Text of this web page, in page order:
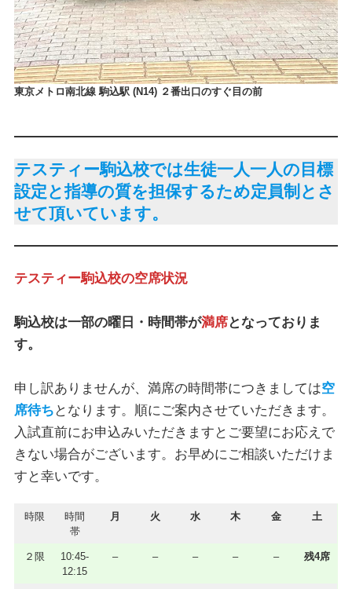
東京メトロ南北線 駒込駅 (N14) ２番出口のすぐ目の前
テスティー駒込校では生徒一人一人の目標
設定と指導の質を担保するため定員制とさ
せて頂いています。
テスティー駒込校の空席状況
駒込校は一部の曜日・時間帯が満席となっておりま
す。
申し訳ありませんが、満席の時間帯につきましては空
席待ち となります。順にご案内させていただきます。
入試直前にお申込みいただきますとご要望にお応えで
きない場合がございます。お早めにご相談いただけま
すと幸いです。
時限
時間
帯
月 火 水 木 金 土
２限
10:45-
12:15
– – – – – 残4席